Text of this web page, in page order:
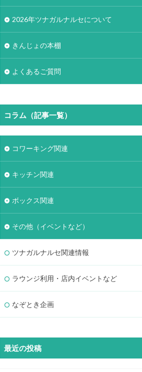
2026年ツナガルナルセについて
きんじょの本棚
よくあるご質問
コラム（記事一覧）
コワーキング関連
キッチン関連
ボックス関連
その他（イベントなど）
ツナガルナルセ関連情報
ラウンジ利用・店内イベントなど
なぞとき企画
最近の投稿